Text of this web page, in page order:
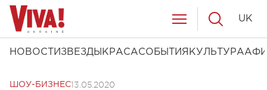
НОВОСТИ ЗВЕЗДЫ КРАСАСОБЫТИЯ КУЛЬТУРА
UK
ШОУ-БИЗНЕС13.05.2020